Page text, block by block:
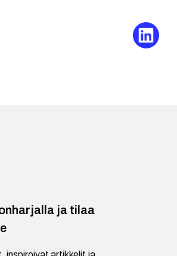
ja tilaa